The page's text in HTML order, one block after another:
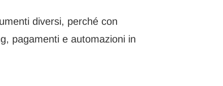
diversi, perché con
pagamenti e automazioni in